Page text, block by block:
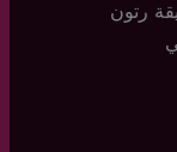
رتون